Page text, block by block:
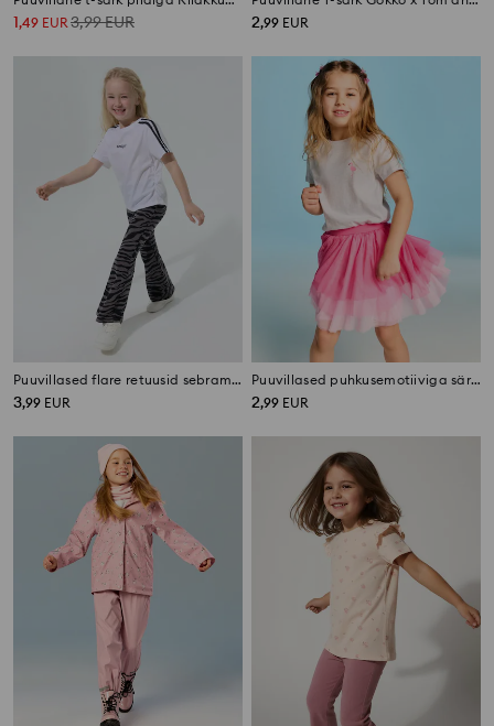
1,49 EUR3,99EUR 2,99 EUR
Puuvillased flare retuusid sebramustriga
3,99 EUR
Puuvillased puhkusemotiiviga särgid 2 pack
2,99 EUR